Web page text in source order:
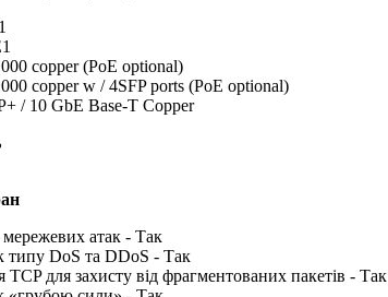
copper (PoE optional)
copper w / 4SFP ports (PoE optional)
/ 10 GbE Base-T Copper
мережевих атак - Так
типу DoS та DDoS - Так
TCP для захисту від фрагментованих пакетів - Так